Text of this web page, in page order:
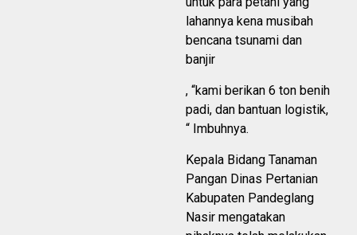
lahannya kena musibah
bencana tsunami dan
banjir
, “kami berikan 6 ton benih
padi, dan bantuan logistik,
“ Imbuhnya.
Kepala Bidang Tanaman
Pangan Dinas Pertanian
Kabupaten Pandeglang
Nasir mengatakan